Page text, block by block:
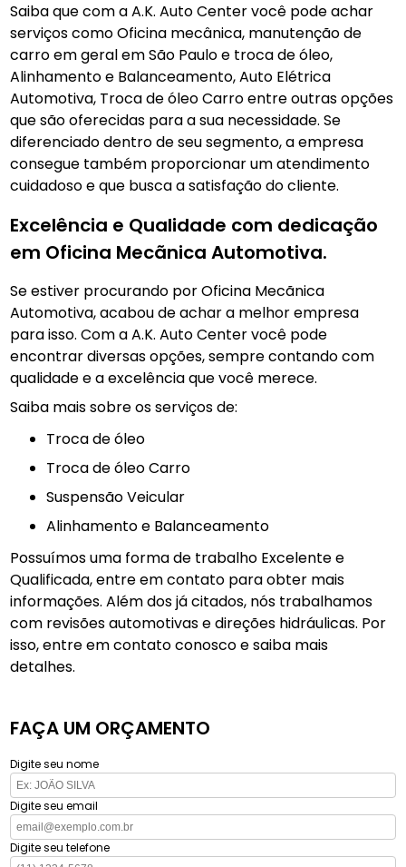
Saiba que com a A.K. Auto Center você pode achar
serviços como Oficina mecânica, manutenção de
carro em geral em São Paulo e troca de óleo,
Alinhamento e Balanceamento, Auto Elétrica
Automotiva, Troca de óleo Carro entre outras opções
que são oferecidas para a sua necessidade. Se
diferenciado dentro de seu segmento, a empresa
consegue também proporcionar um atendimento
cuidadoso e que busca a satisfação do cliente.
Excelência e Qualidade com dedicação
em Oficina Mecãnica Automotiva.
Se estiver procurando por Oficina Mecãnica
Automotiva, acabou de achar a melhor empresa
para isso. Com a A.K. Auto Center você pode
encontrar diversas opções, sempre contando com
qualidade e a excelência que você merece.
Saiba mais sobre os serviços de:
troca de óleo
Troca de óleo Carro
Suspensão Veicular
Alinhamento e Balanceamento
Possuímos uma forma de trabalho Excelente e
Qualificada, entre em contato para obter mais
informações. Além dos já citados, nós trabalhamos
com revisões automotivas e direções hidráulicas. Por
isso, entre em contato conosco e saiba mais
detalhes.
FAÇA UM ORÇAMENTO
Digite seu nome
Digite seu email
Digite seu telefone